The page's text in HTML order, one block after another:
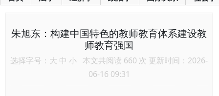
朱旭东：构建中国特色的教师教育体系建设教
师教育强国
选择字号： 大 中 小 本文共阅读 660 次 更新时间：2026-
06-16 09:31